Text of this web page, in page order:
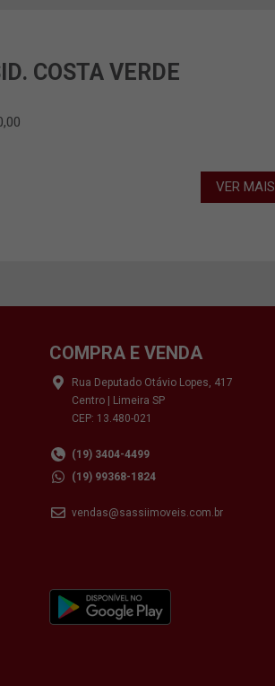
COSTA VERDE
VER MAIS
COMPRA E VENDA
Rua Deputado Otávio Lopes, 417
Centro | Limeira SP
CEP: 13.480-021
(19) 3404-4499
(19) 99368-1824
vendas@sassiimoveis.com.br